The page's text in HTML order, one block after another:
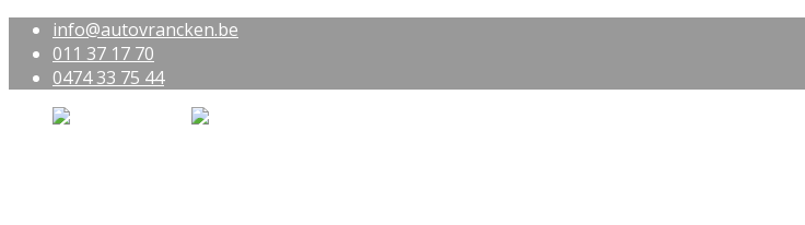
info@autovrancken.be
011 37 17 70
0474 33 75 44